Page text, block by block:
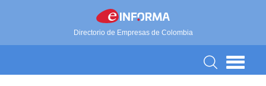
Directorio de Empresas de Colombia